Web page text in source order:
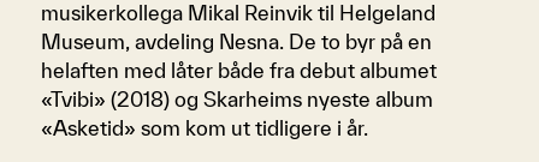
musikerkollega Mikal Reinvik til Helgeland
Museum, avdeling Nesna. De to byr på en
helaften med låter både fra debut albumet
«Tvibi» (2018) og Skarheims nyeste album
«Asketid» som kom ut tidligere i år.